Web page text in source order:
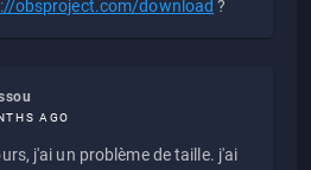
obsproject.com/download ?
AGO
j'ai un problème de taille. j'ai